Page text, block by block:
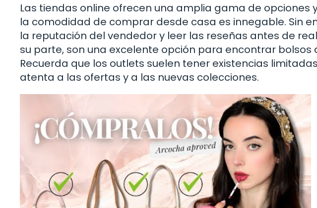
Las tiendas online ofrecen una amplia gama de opciones
la comodidad de comprar desde casa es innegable. Sin
la reputación del vendedor y leer las reseñas antes de
su parte, son una excelente opción para encontrar
Recuerda que los outlets suelen tener existencias
atenta a las ofertas y a las nuevas colecciones.